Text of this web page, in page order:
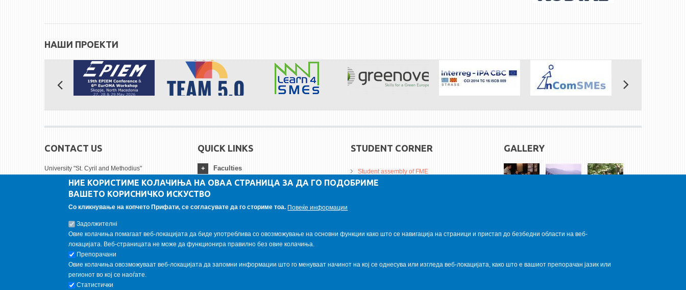
НАШИ ПРОЕКТИ
CONTACT US
University "St. Cyril and Methodius"
Faculty of Mechanical engineering - Skopje
Karpos II bb
1000 Skopje, Republic of North Macedonia
+ 389 2 3099-298
FOLLOW US
Follow us on:
QUICK LINKS
Faculties
STUDENT CORNER
Student assembly of FME
Da Vinci Magazinne
GALLERY
НИЕ КОРИСТИМЕ КОЛАЧИЊА НА ОВАА СТРАНИЦА ЗА ДА ГО ПОДОБРИМЕ
ВАШЕТО КОРИСНИЧКО ИСКУСТВО
Со кликнување на копчето Прифати, се согласувате да го сториме тоа. Повеќе информации
Задолжителнi
Овие колачиња помагаат веб-локацијата да биде употреблива со овозможување на основни функции како што се навигација на страници и пристап до безбедни области на веб-
локацијата. Веб-страницата не може да функционира правилно без овие колачиња.
Препорачани
Овие колачиња овозможуваат веб-локацијата да запомни информации што го менуваат начинот на кој се однесува или изгледа веб-локацијата, како што е вашиот препорачан јазик или
регионот во кој се наоѓате.
Статистички